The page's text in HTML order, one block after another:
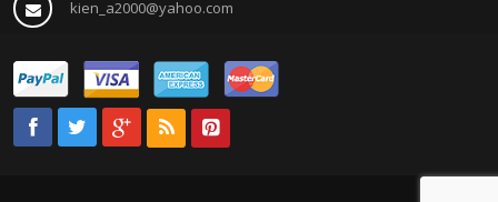
kien_a2000@yahoo.com